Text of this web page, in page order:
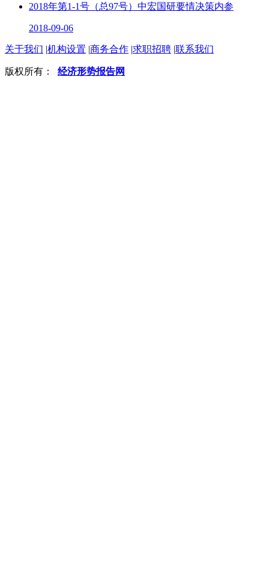
2018年第1-1号（总97号）中宏国研要情决策内参
2018-09-06
关于我们 |机构设置 |商务合作 |求职招聘 |联系我们
版权所有： 经济形势报告网